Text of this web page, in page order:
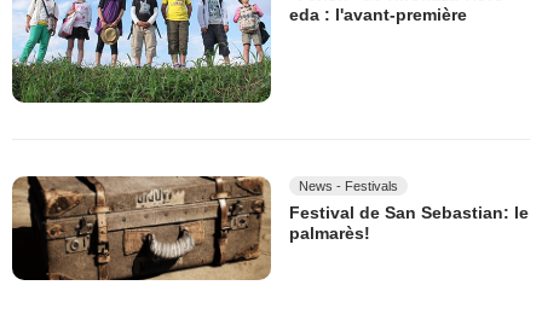
eda : l'avant-première
News - Festivals
Festival de San Sebastian: le
palmarès!